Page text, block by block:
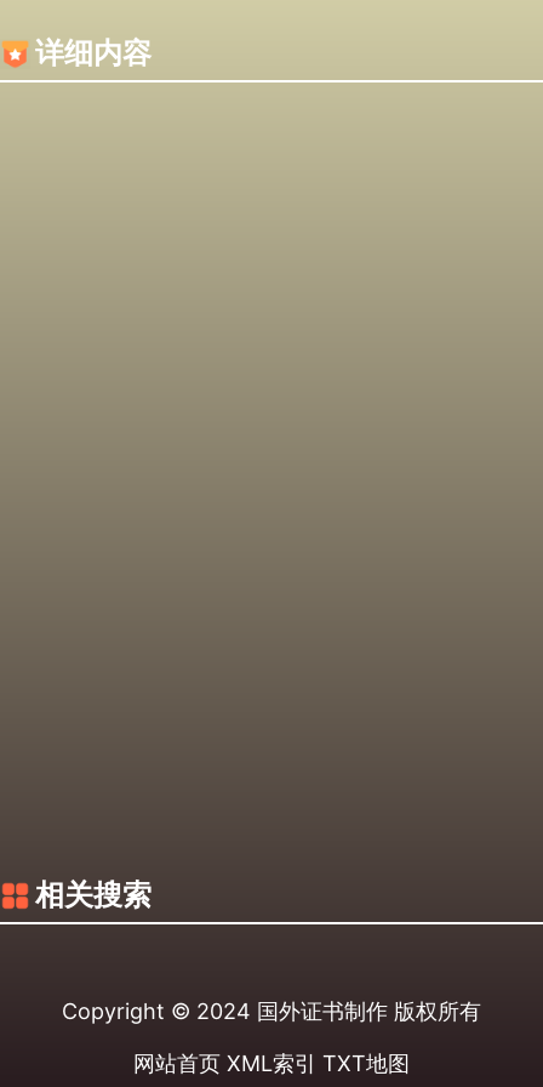
详细内容
相关搜索
Copyright © 2024 国外证书制作 版权所有
网站首页 XML索引 TXT地图